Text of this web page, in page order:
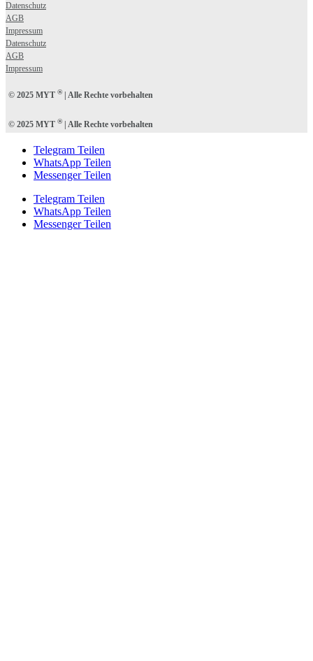
Datenschutz
AGB
Impressum
Datenschutz
AGB
Impressum
© 2025 MYT ®| Alle Rechte vorbehalten
© 2025 MYT ®| Alle Rechte vorbehalten
Telegram Teilen
WhatsApp Teilen
Messenger Teilen
Telegram Teilen
WhatsApp Teilen
Messenger Teilen